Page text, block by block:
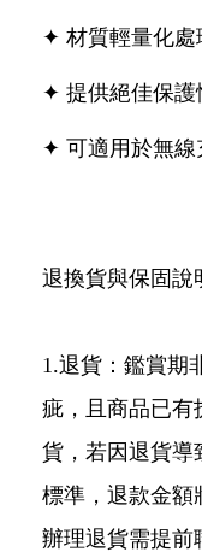
✦ 材質輕量化處
✦ 提供絕佳保護
✦ 可適用於無線
退換貨與保固說
1.退貨：鑑賞期
疵，且商品已有
貨，若因退貨導
標準，退款金額
辦理退貨需提前